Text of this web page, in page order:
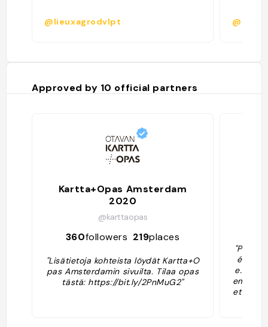
@lieuxagrodvlpt @
Approved by 10 official partners
Kartta+Opas Amsterdam
2020
@karttaopas
360followers 219places
"Lisätietoja kohteista löydät Kartta+O
pas Amsterdamin sivuilta. Tilaa opas
tästä: https://bit.ly/2PnMuG2"
"Plus
e...
ement
et c'est